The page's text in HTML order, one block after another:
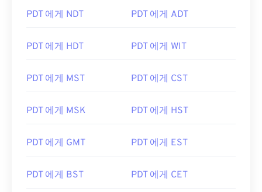
PDT 에게 NDT PDT 에게 ADT
PDT 에게 HDT PDT 에게 WIT
PDT 에게 MST PDT 에게 CST
PDT 에게 MSK PDT 에게 HST
PDT 에게 GMT PDT 에게 EST
PDT 에게 BST PDT 에게 CET